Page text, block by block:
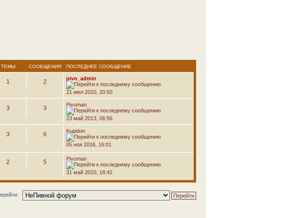
ТЕМЫ СООБЩЕНИЯ ПОСЛЕДНЕЕ СООБЩЕНИЕ
1 2 pivo_admin
21 июл 2010, 20:50
3 3 Pivoman
23 май 2013, 06:56
3 6 Kupidon
05 ноя 2016, 16:01
2 5 Pivoman
31 май 2010, 18:42